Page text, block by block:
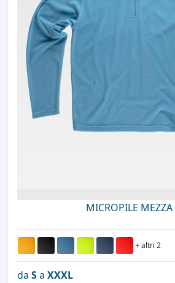
MICROPILE MEZZA
+ altri 2
da Sa XXXL